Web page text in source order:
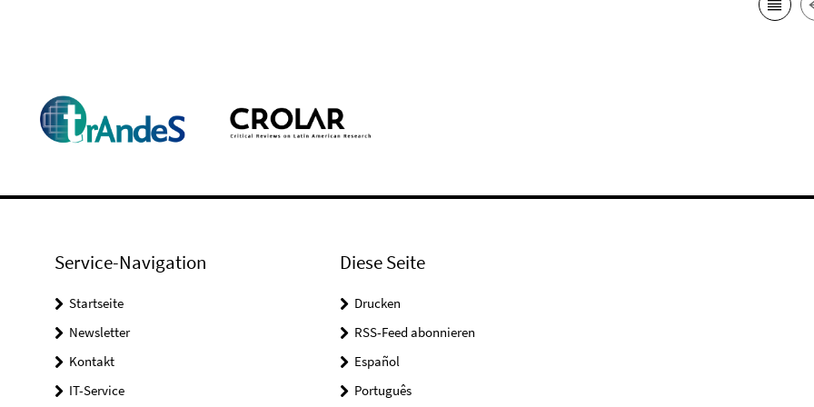
Service-Navigation
Startseite
Newsletter
Kontakt
IT-Service
Diese Seite
Drucken
RSS-Feed abonnieren
Español
Português